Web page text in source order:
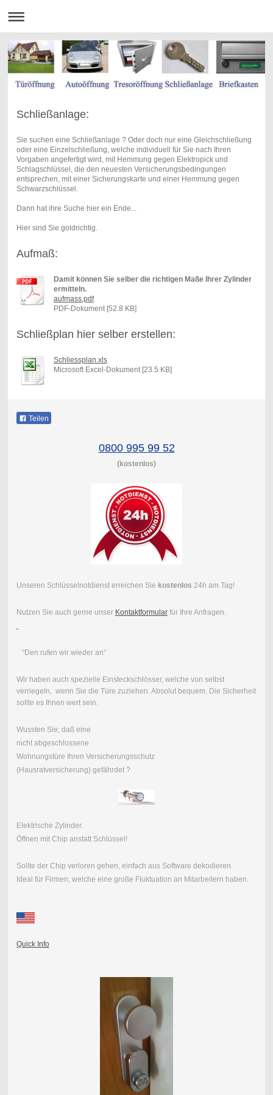
Schließanlage:
Sie suchen eine Schließanlage ? Oder doch nur eine Gleichschließung
oder eine Einzelschließung, welche individuell für Sie nach Ihren
Vorgaben angefertigt wird, mit Hemmung gegen Elektropick und
Schlagschlüssel, die den neuesten Versicherungsbedingungen
entsprechen, mit einer Sicherungskarte und einer Hemmung gegen
Schwarzschlüssel.
Dann hat ihre Suche hier ein Ende...
Hier sind Sie goldrichtig.
Aufmaß:
Damit können Sie selber die richtigen Maße Ihrer Zylinder
ermitteln.
aufmass.pdf
PDF-Dokument [52.8 KB]
Schließplan hier selber erstellen:
Schliessplan.xls
Microsoft Excel-Dokument [23.5 KB]
Teilen
0800 995 99 52
(kostenlos)
Unseren Schlüsselnotdienst erreichen Sie kostenlos 24h am Tag!
Nutzen Sie auch gerne unser Kontaktformularfür Ihre Anfragen.
"Den rufen wir wieder an"
Wir haben auch spezielle Einsteckschlösser, welche von selbst
verriegeln, wenn Sie die Türe zuziehen. Absolut bequem. Die Sicherheit
sollte es Ihnen wert sein.
Wussten Sie, daß eine
nicht abgeschlossene
Wohnungstüre Ihren Versicherungsschutz
(Hausratversicherung) gefährdet ?
Elektrische Zylinder.
Öffnen mit Chip anstatt Schlüssel!
Sollte der Chip verloren gehen, einfach aus Software dekodieren.
Ideal für Firmen, welche eine große Fluktuation an Mitarbeitern haben.
Quick Info